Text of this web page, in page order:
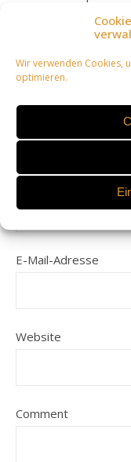
Wir verwenden Cookies,
optimieren.
Deine E-Mail-
Erforderliche
Name
E-Mail-Adresse
Website
Comment